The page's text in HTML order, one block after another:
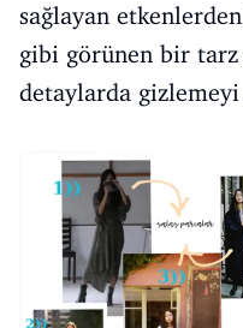
sağlayan
gibi görünen bir tarz
detaylarda